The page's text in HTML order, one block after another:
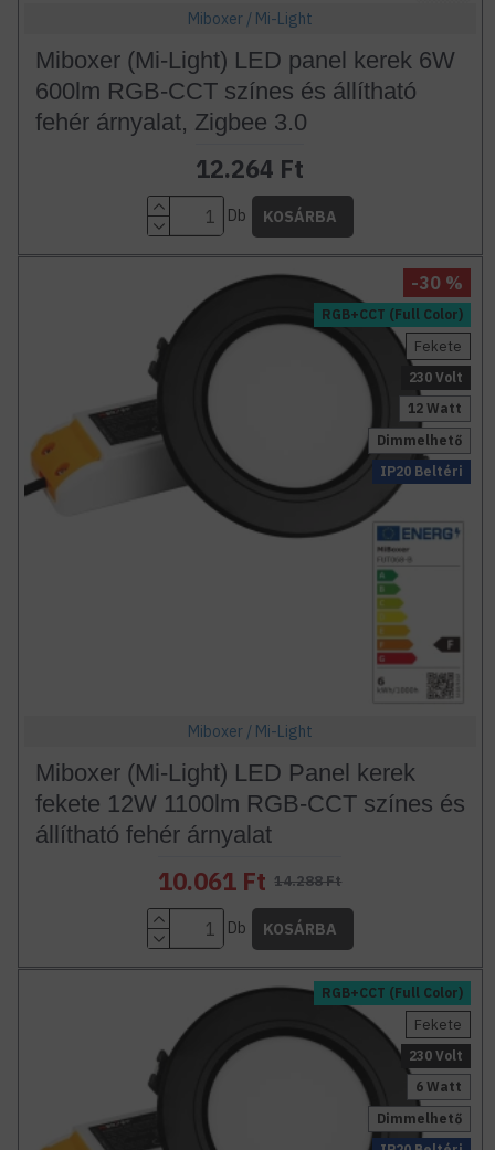
Miboxer / Mi-Light
Miboxer (Mi-Light) LED panel kerek 6W
600lm RGB-CCT színes és állítható
fehér árnyalat, Zigbee 3.0
12.264 Ft
Db KOSÁRBA
RGB+CCT (Full Color)
IP20 Beltéri
12 Watt
Fekete
Dimmelhető
230 Volt
-30 %
Miboxer / Mi-Light
Miboxer (Mi-Light) LED Panel kerek
fekete 12W 1100lm RGB-CCT színes és
állítható fehér árnyalat
10.061 Ft 14.288 Ft
Db KOSÁRBA
RGB+CCT (Full Color)
6 Watt
Fekete
Dimmelhető
230 Volt